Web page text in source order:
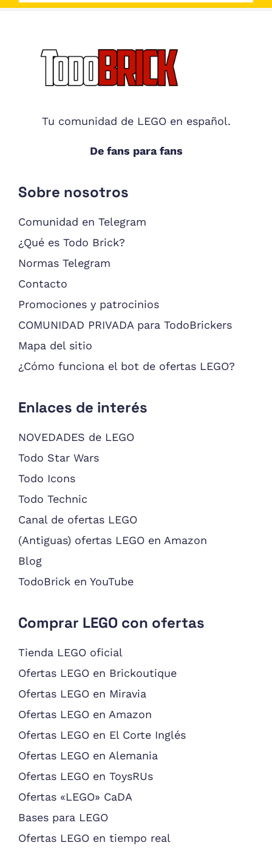
Footer
Tu comunidad de LEGO en español.
De fans para fans
Sobre nosotros
Comunidad en Telegram
¿Qué es Todo Brick?
Normas Telegram
Contacto
Promociones y patrocinios
COMUNIDAD PRIVADA para TodoBrickers
Mapa del sitio
¿Cómo funciona el bot de ofertas LEGO?
Enlaces de interés
NOVEDADES de LEGO
Todo Star Wars
Todo Icons
Todo Technic
Canal de ofertas LEGO
(Antiguas) ofertas LEGO en Amazon
Blog
TodoBrick en YouTube
Comprar LEGO con ofertas
Tienda LEGO oficial
Ofertas LEGO en Brickoutique
Ofertas LEGO en Miravia
Ofertas LEGO en Amazon
Ofertas LEGO en El Corte Inglés
Ofertas LEGO en Alemania
Ofertas LEGO en ToysRUs
Ofertas «LEGO» CaDA
Bases para LEGO
Ofertas LEGO en tiempo real